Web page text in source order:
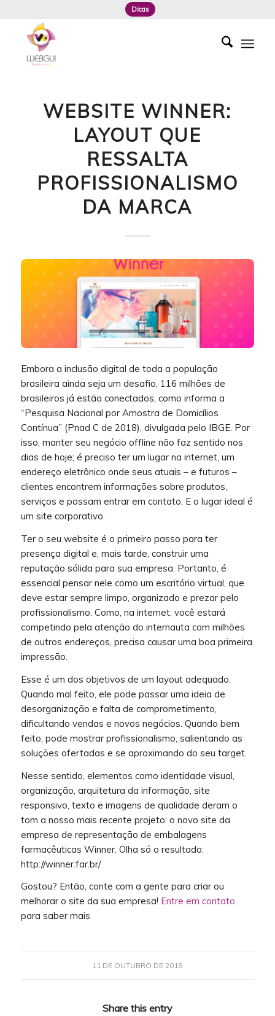
Dicas
WEBSITE WINNER:
LAYOUT QUE
RESSALTA
PROFISSIONALISMO
DA MARCA
Embora a inclusão digital de toda a população
brasileira ainda seja um desafio, 116 milhões de
brasileiros já estão conectados, como informa a
“Pesquisa Nacional por Amostra de Domicílios
Contínua” (Pnad C de 2018), divulgada pelo IBGE. Por
isso, manter seu negócio offline não faz sentido nos
dias de hoje; é preciso ter um lugar na internet, um
endereço eletrônico onde seus atuais – e futuros –
clientes encontrem informações sobre produtos,
serviços e possam entrar em contato. E o lugar ideal é
um site corporativo.
Ter o seu website é o primeiro passo para ter
presença digital e, mais tarde, construir uma
reputação sólida para sua empresa. Portanto, é
essencial pensar nele como um escritório virtual, que
deve estar sempre limpo, organizado e prezar pelo
profissionalismo. Como, na internet, você estará
competindo pela atenção do internauta com milhões
de outros endereços, precisa causar uma boa primeira
impressão.
Esse é um dos objetivos de um layout adequado.
Quando mal feito, ele pode passar uma ideia de
desorganização e falta de comprometimento,
dificultando vendas e novos negócios. Quando bem
feito, pode mostrar profissionalismo, salientando as
soluções ofertadas e se aproximando do seu target.
Nesse sentido, elementos como identidade visual,
organização, arquitetura da informação, site
responsivo, texto e imagens de qualidade deram o
tom a nosso mais recente projeto: o novo site da
empresa de representação de embalagens
farmacêuticas Winner. Olha só o resultado:
http://winner.far.br/
Gostou? Então, conte com a gente para criar ou
melhorar o site da sua empresa! Entre em contato
para saber mais
11 DE OUTUBRO DE 2018
Share this entry